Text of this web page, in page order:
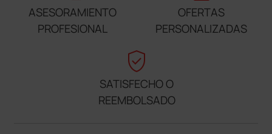
ASESORAMIENTO
PROFESIONAL
OFERTAS
PERSONALIZADAS
verified_user
SATISFECHO O
REEMBOLSADO